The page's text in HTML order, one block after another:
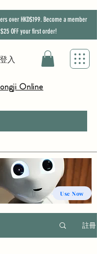
over HKD$199. Become a member
$25 OFFyour first order!
登入
Online
註冊
Use Now